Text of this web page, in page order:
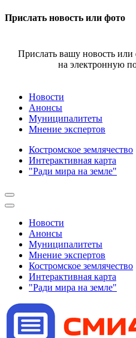
Прислать новость или фото
Прислать вашу новость
на электронную
Новости
Анонсы
Муниципалитеты
Мнение экспертов
Костромское землячество
Интерактивная карта
"Ради мира на земле"
Новости
Анонсы
Муниципалитеты
Мнение экспертов
Костромское землячество
Интерактивная карта
"Ради мира на земле"